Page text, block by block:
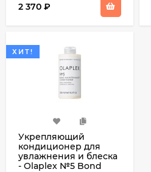
2 370 ₽
ХИТ!
Укрепляющий
кондиционер для
увлажнения и блеска
- Olaplex №5 Bond